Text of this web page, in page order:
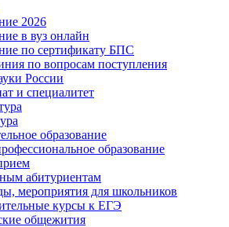
2026
в вуз онлайн
по сертификату БПС
по вопросам поступления
России
и специалитет
образование
образование
абитуриентам
мероприятия для школьников
курсы к ЕГЭ
общежития